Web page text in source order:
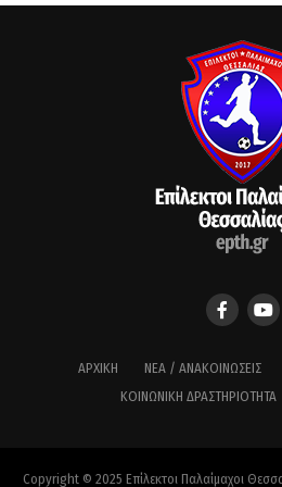
ΑΡΧΙΚΉ ΝΈΑ / ΑΝΑΚΟΙΝΏΣΕΙΣ
ΚΟΙΝΩΝΙΚΉ ΔΡΑΣΤΗΡΙΌΤΗΤΑ
Copyright © 2025 Επίλεκτοι Παλαίμαχοι